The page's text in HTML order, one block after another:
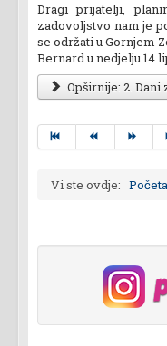
Dragi prijatelji,
zadovoljstvo nam je
se održati u Gornjem
Bernard u nedjelju
Opširnije: 2. Dani
Vi ste ovdje: